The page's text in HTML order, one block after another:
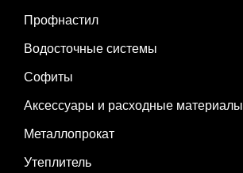
Профнастил
Водосточные системы
Софиты
Аксессуары и расходные материалы
Металлопрокат
Утеплитель